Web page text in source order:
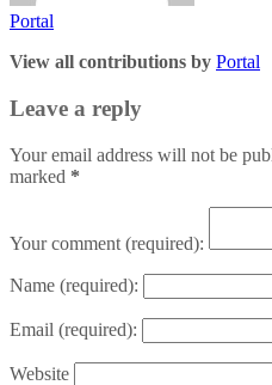
Portal
View all contributions by Portal
Leave a reply
Your email address will not be
marked *
Your comment (required):
Name (required):
Email (required):
Website